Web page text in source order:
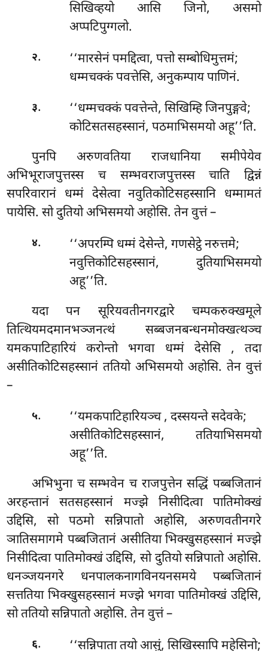
सिखिव्हयो आसि जिनो, असमो
अप्पटिपुग्गलो.
२.
‘‘मारसेनं पमद्दित्वा, पत्तो सम्बोधिमुत्तमं;
धम्मचक्कं पवत्तेसि, अनुकम्पाय पाणिनं.
३.
‘‘धम्मचक्कं पवत्तेन्ते, सिखिम्हि जिनपुङ्गवे;
कोटिसतसहस्सानं, पठमाभिसमयो अहू’’ति.
पुनपि अरुणवतिया राजधानिया समीपेयेव
अभिभूराजपुत्तस्स च सम्भवराजपुत्तस्स चाति द्विन्नं
सपरिवारानं धम्मं देसेत्वा नवुतिकोटिसहस्सानि धम्मामतं
पायेसि. सो दुतियो अभिसमयो अहोसि. तेन वुत्तं –
४.
‘‘अपरम्पि धम्मं देसेन्ते, गणसेट्ठे नरुत्तमे;
नवुत्तिकोटिसहस्सानं, दुतियाभिसमयो
अहू’’ति.
यदा पन सूरियवतीनगरद्वारे चम्पकरुक्खमूले
तित्थियमदमानभञ्जनत्थं सब्बजनबन्धनमोक्खत्थञ्च
यमकपाटिहारियं करोन्तो भगवा धम्मं देसेसि , तदा
असीतिकोटिसहस्सानं ततियो अभिसमयो अहोसि. तेन वुत्तं
–
५. ‘‘यमकपाटिहारियञ्च, दस्सयन्ते सदेवके;
असीतिकोटिसहस्सानं, ततियाभिसमयो
अहू’’ति.
अभिभुना च सम्भवेन च राजपुत्तेन सद्धिं पब्बजितानं
अरहन्तानं सतसहस्सानं मज्झे निसीदित्वा पातिमोक्खं
उद्दिसि, सो पठमो सन्निपातो अहोसि, अरुणवतीनगरे
ञातिसमागमे पब्बजितानं असीतिया भिक्खुसहस्सानं मज्झे
निसीदित्वा पातिमोक्खं उद्दिसि, सो दुतियो सन्निपातो अहोसि.
धनञ्जयनगरे धनपालकनागविनयनसमये पब्बजितानं
सत्ततिया भिक्खुसहस्सानं मज्झे भगवा पातिमोक्खं उद्दिसि,
सो ततियो सन्निपातो अहोसि. तेन वुत्तं –
६. ‘‘सन्निपाता तयो आसुं, सिखिस्सापि महेसिनो;